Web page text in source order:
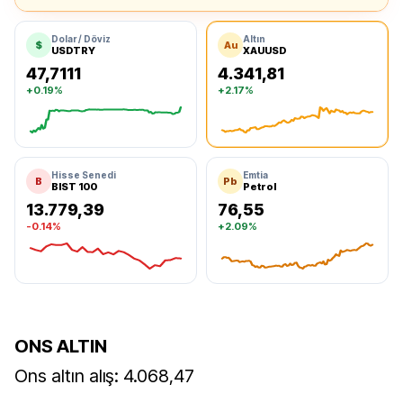
$ Dolar / Döviz
USDTRY
47,7111
+0.19%
Au Altın
XAUUSD
4.341,81
+2.17%
B Hisse Senedi
BIST 100
13.779,39
-0.14%
Pb Emtia
Petrol
76,55
+2.09%
ONS ALTIN
Ons altın alış: 4.068,47